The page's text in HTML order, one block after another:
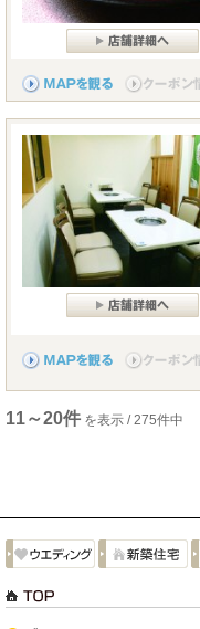
11～20件 を表示 / 275件中